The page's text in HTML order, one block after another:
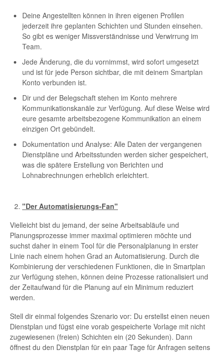
Deine Angestellten können in ihren eigenen Profilen
jederzeit ihre geplanten Schichten und Stunden einsehen.
So gibt es weniger Missverständnisse und Verwirrung im
Team.
Jede Änderung, die du vornimmst, wird sofort umgesetzt
und ist für jede Person sichtbar, die mit deinem Smartplan
Konto verbunden ist.
Dir und der Belegschaft stehen im Konto mehrere
Kommunikationskanäle zur Verfügung. Auf diese Weise wird
eure gesamte arbeitsbezogene Kommunikation an einem
einzigen Ort gebündelt.
Dokumentation und Analyse: Alle Daten der vergangenen
Dienstpläne und Arbeitsstunden werden sicher gespeichert,
was die spätere Erstellung von Berichten und
Lohnabrechnungen erheblich erleichtert.
"Der Automatisierungs-Fan"
Vielleicht bist du jemand, der seine Arbeitsabläufe und
Planungsprozesse immer maximal optimieren möchte und
suchst daher in einem Tool für die Personalplanung in erster
Linie nach einem hohen Grad an Automatisierung. Durch die
Kombinierung der verschiedenen Funktionen, die in Smartplan
zur Verfügung stehen, können deine Prozesse rationalisiert und
der Zeitaufwand für die Planung auf ein Minimum reduziert
werden.
Stell dir einmal folgendes Szenario vor: Du erstellst einen neuen
Dienstplan und fügst eine vorab gespeicherte Vorlage mit nicht
zugewiesenen (freien) Schichten ein (20 Sekunden). Dann
öffnest du den Dienstplan für ein paar Tage für Anfragen seitens